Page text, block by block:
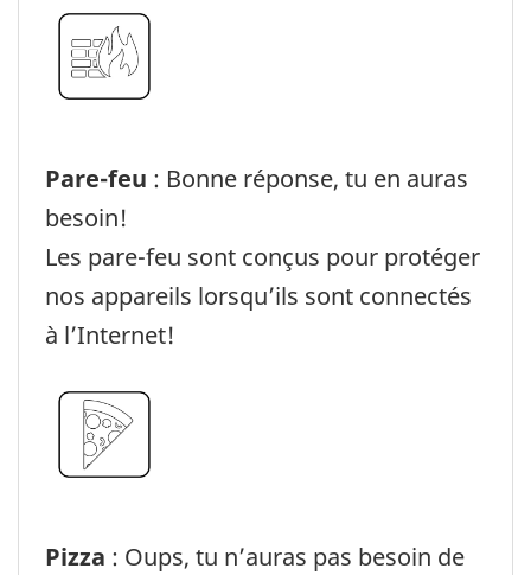
Pare-feu : Bonne réponse, tu en auras
besoin!
Les pare-feu sont conçus pour protéger
nos appareils lorsqu’ils sont connectés
à l’Internet!
Pizza : Oups, tu n’auras pas besoin de